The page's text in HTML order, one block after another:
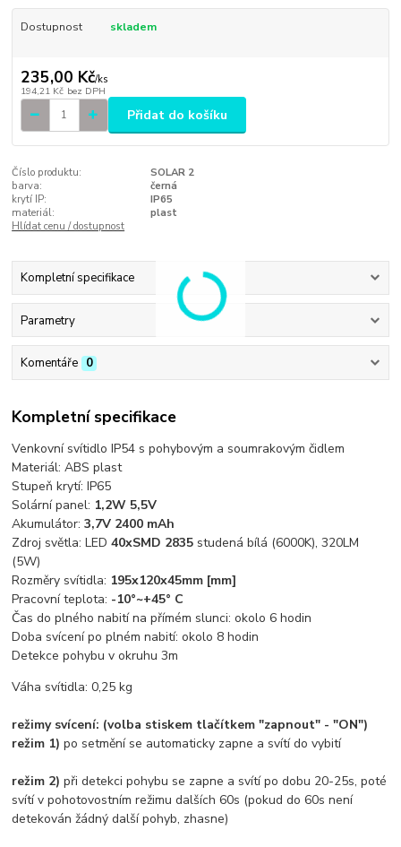
Dostupnost skladem
235,00 Kč/ks
194,21 Kč bez DPH
Přidat do košíku
Číslo produktu:
SOLAR 2
barva:
černá
krytí IP:
IP65
materiál:
plast
Hlídat cenu / dostupnost
Kompletní specifikace
Parametry
Komentáře 0
Kompletní specifikace
Venkovní svítidlo IP54 s pohybovým a soumrakovým čidlem
Materiál: ABS plast
Stupeň krytí: IP65
Solární panel: 1,2W 5,5V
Akumulátor:3,7V 2400 mAh
Zdroj světla: LED40xSMD 2835 studená bílá (6000K), 320LM
(5W)
Rozměry svítidla: 195x120x45mm [mm]
Pracovní teplota: -10°~+45° C
Čas do plného nabití na přímém slunci: okolo 6 hodin
Doba svícení po plném nabití: okolo 8 hodin
Detekce pohybu v okruhu 3m
Váha svítidla: 0,25 kg
režimy svícení: (volba stiskem tlačítkem "zapnout" - "ON")
režim 1)po setmění se automaticky zapne a svítí do vybití
režim 2) při detekci pohybu se zapne a svítí po dobu 20-25s, poté
svítí v pohotovostním režimu dalších 60s (pokud do 60s není
detekován žádný další pohyb, zhasne)